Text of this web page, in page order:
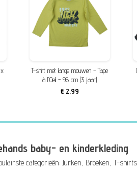
T-shirt met lange mouwen - Tape
à l'Oeil - 96 cm (3 jaar)
€ 2,99
baby- en kinderkleding
categorieën: Jurken, Broeken, T-shirts